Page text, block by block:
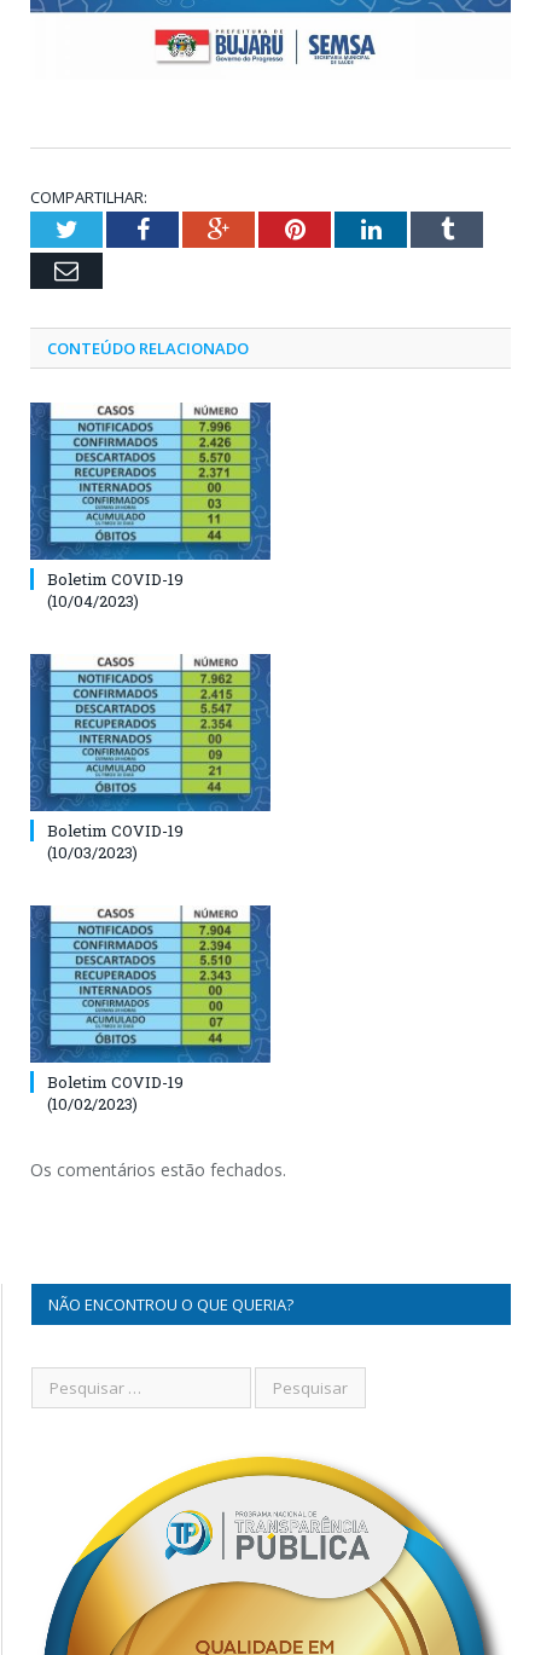
COMPARTILHAR:
TwitterFacebookGoogle+PinterestLinkedInTumblr
Email
CONTEÚDO RELACIONADO
Boletim COVID-19
(10/04/2023)
Boletim COVID-19
(10/03/2023)
Boletim COVID-19
(10/02/2023)
Os comentários estão fechados.
NÃO ENCONTROU O QUE QUERIA?